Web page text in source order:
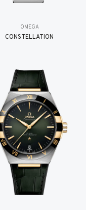
OMEGA
CONSTELLATION